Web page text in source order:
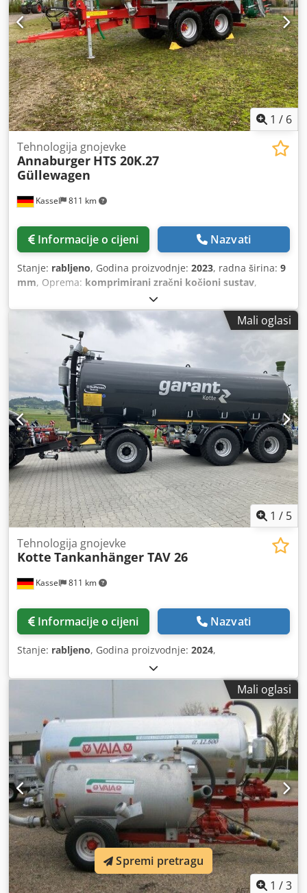
1 / 6
Kassel 811 km
Tehnologija gnojevke
Annaburger HTS 20K.27
Güllewagen
Informacije o cijeni Nazvati
Stanje: rabljeno, Godina proizvodnje: 2023, radna širina: 9
mm, Oprema: komprimirani zračni kočioni sustav,
Mali oglasi
1 / 5
Kassel 811 km
Tehnologija gnojevke
Kotte Tankanhänger TAV 26
Informacije o cijeni Nazvati
Stanje: rabljeno, Godina proizvodnje: 2024,
Mali oglasi
1 /3
Spremi pretragu